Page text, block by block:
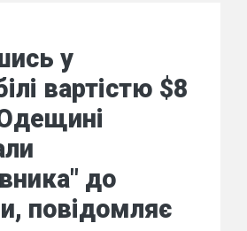
у
вартістю $8
до
повідомляє